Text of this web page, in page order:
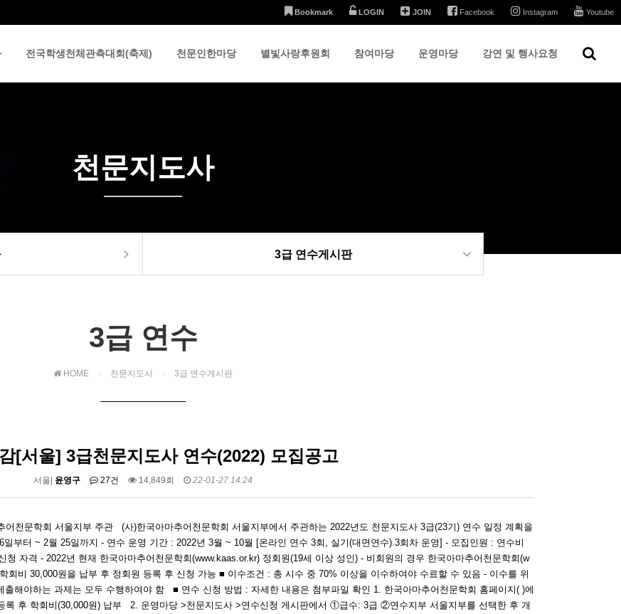
Bookmark LOGIN JOIN Facebook Instagram Youtube
전국학생천체관측대회(축제) 천문인한마당 별빛사랑후원회 참여마당 운영마당 강연 및 행사요청
천문지도사
3급 연수게시판
3급 연수
HOME 천문지도사 3급 연수게시판
[서울] 3급천문지도사 연수(2022) 모집공고
서울| 윤영구 27건 14,849회 22-01-27 14:24
천문학회 서울지부 주관 (사)한국아마추어천문학회 서울지부에서 주관하는 2022년도 천문지도사 3급(23기) 연수 일정 계획을
터 ~ 2월 25일까지 - 연수 운영 기간 : 2022년 3월 ~ 10월 [온라인 연수 3회, 실기(대면연수) 3회차 운영] - 모집인원 : 연수비
자격 - 2022년 현재 한국아마추어천문학회(www.kaas.or.kr) 정회원(19세 이상 성인) - 비회원의 경우 한국아마추어천문학회(w
회비 30,000원을 납부 후 정회원 등록 후 신청 가능 ■ 이수조건 : 총 시수 중 70% 이상을 이수하여야 수료할 수 있음 - 이수를 위
해야하는 과제는 모두 수행하여야 함 ■ 연수 신청 방법 : 자세한 내용은 첨부파일 확인 1. 한국아마추어천문학회 홈페이지( )에
록 후 학회비(30,000원) 납부 2. 운영마당 >천문지도사 >연수신청 게시판에서 ①급수: 3급 ②연수지부 서울지부를 선택한 후 개